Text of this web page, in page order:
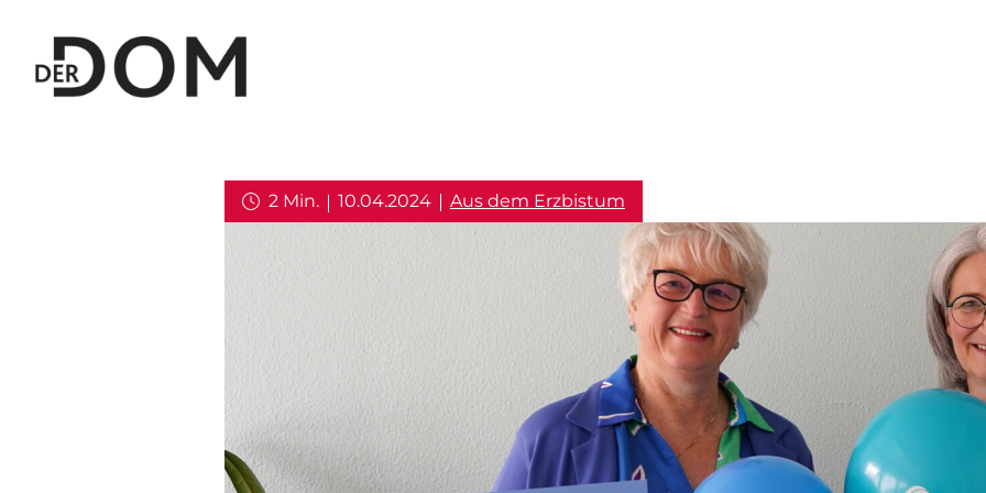
2 Min. 10.04.2024 Aus dem Erzbistum